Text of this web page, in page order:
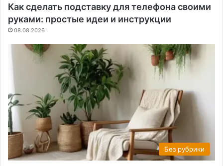
Как сделать подставку для телефона своими
руками: простые идеи и инструкции
08.08.2026
Без рубрики